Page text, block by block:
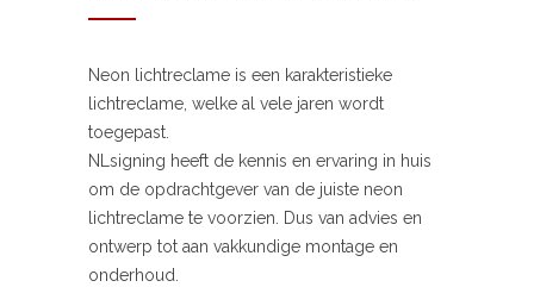
Neon lichtreclame is een karakteristieke
lichtreclame, welke al vele jaren wordt
toegepast.
NLsigning heeft de kennis en ervaring in huis
om de opdrachtgever van de juiste neon
lichtreclame te voorzien. Dus van advies en
ontwerp tot aan vakkundige montage en
onderhoud.